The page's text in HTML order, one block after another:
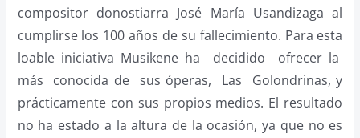
compositor donostiarra José María Usandizaga al
cumplirse los 100 años de su fallecimiento. Para esta
loable iniciativa Musikene ha decidido ofrecer la
más conocida de sus óperas, Las Golondrinas, y
prácticamente con sus propios medios. El resultado
no ha estado a la altura de la ocasión, ya que no es